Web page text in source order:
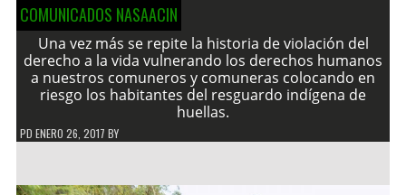
COMUNICADOS NASAACIN
Una vez más se repite la historia de violación del
derecho a la vida vulnerando los derechos humanos
a nuestros comuneros y comuneras colocando en
riesgo los habitantes del resguardo indígena de
huellas.
PD ENERO 26, 2017 BY